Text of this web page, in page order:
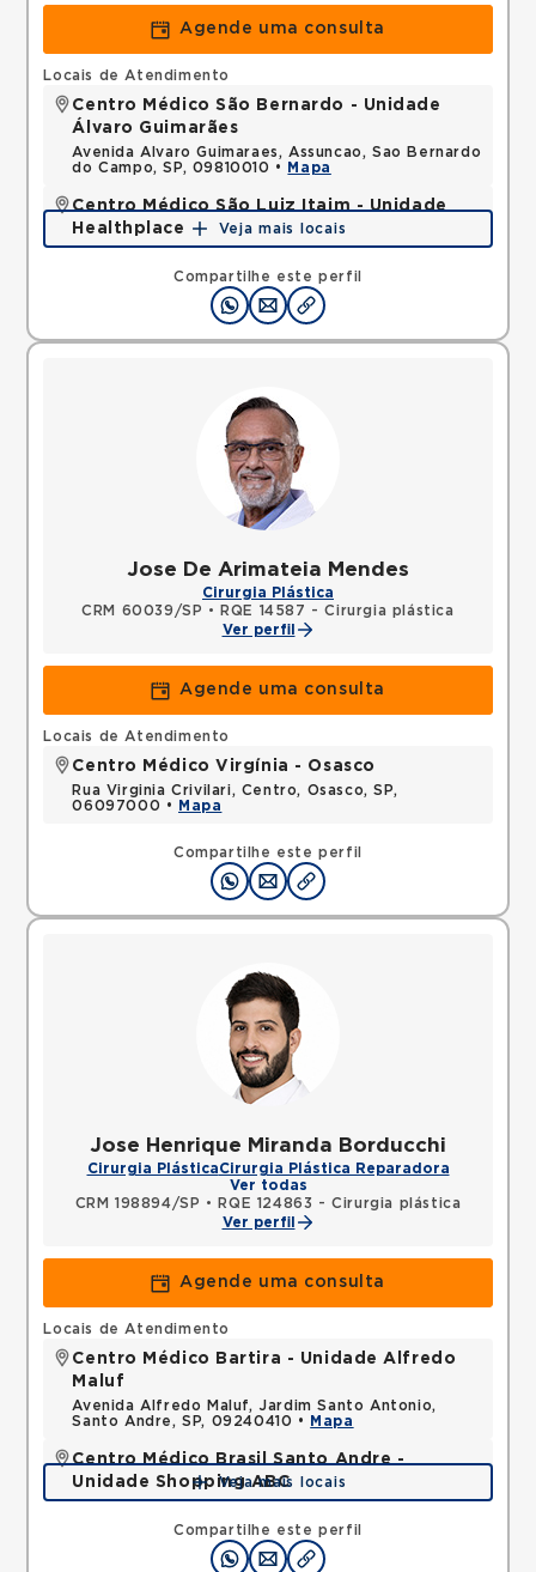
Agende uma consulta
Compartilhe este perfil
Locais de Atendimento
Centro Médico São Bernardo - Unidade
Álvaro Guimarães
Avenida Alvaro Guimaraes, Assuncao, Sao Bernardo
do Campo, SP, 09810010 •
Mapa
Centro Médico São Luiz Itaim - Unidade
Healthplace
Rua Doutor Alceu de Campos Rodrigues, Vila Nova
Conceicao, Sao Paulo, SP, 04544000 •
Veja mais locais
Jose De Arimateia Mendes
Cirurgia Plástica
CRM 60039/SP •
RQE 14587 - Cirurgia plástica
Ver perfil
Agende uma consulta
Compartilhe este perfil
Locais de Atendimento
Centro Médico Virgínia - Osasco
Rua Virginia Crivilari, Centro, Osasco, SP,
06097000 •
Mapa
Jose Henrique Miranda Borducchi
Cirurgia PlásticaCirurgia Plástica Reparadora
Ver todas
CRM 198894/SP •
RQE 124863 - Cirurgia plástica
Ver perfil
Agende uma consulta
Compartilhe este perfil
Locais de Atendimento
Centro Médico Bartira - Unidade Alfredo
Maluf
Avenida Alfredo Maluf, Jardim Santo Antonio,
Santo Andre, SP, 09240410 •
Mapa
Centro Médico Brasil Santo Andre -
Unidade Shopping ABC
Avenida Pereira Barreto, Vila Gilda, Santo Andre,
SP, 09190210 •
Mapa
Veja mais locais